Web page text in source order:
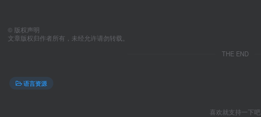
© 版权声明
文章版权归作者所有，未经允许请勿转载。
THE END
语言资源
喜欢就支持一下吧